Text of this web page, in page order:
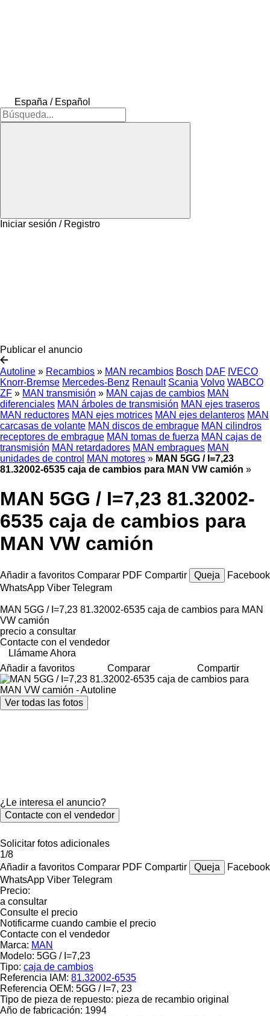
España / Español
Iniciar sesión / Registro
Publicar el anuncio
Autoline » Recambios » MAN recambios Bosch DAF IVECO
Knorr-Bremse Mercedes-Benz Renault Scania Volvo WABCO
ZF » MAN transmisión » MAN cajas de cambios MAN
diferenciales MAN árboles de transmisión MAN ejes traseros
MAN reductores MAN ejes motrices MAN ejes delanteros MAN
carcasas de volante MAN discos de embrague MAN cilindros
receptores de embrague MAN tomas de fuerza MAN cajas de
transmisión MAN retardadores MAN embragues MAN
unidades de control MAN motores » MAN 5GG / I=7,23
81.32002-6535 caja de cambios para MAN VW camión »
MAN 5GG / I=7,23 81.32002-
6535 caja de cambios para
MAN VW camión
Añadir a favoritos Comparar PDF Compartir Queja
Facebook
WhatsApp Viber Telegram
MAN 5GG / I=7,23 81.32002-6535 caja de cambios para MAN
VW camión
precio a consultar
Contacte con el vendedor
Llámame Ahora
Añadir a favoritos
Comparar Compartir
Ver todas las fotos
¿Le interesa el anuncio?
Contacte con el vendedor
Solicitar fotos adicionales
1/8
Añadir a favoritos Comparar PDF Compartir Queja
Facebook
WhatsApp Viber Telegram
Precio:
a consultar
Consulte el precio
Notificarme cuando cambie el precio
Contacte con el vendedor
Marca: MAN
Modelo: 5GG / I=7,23
Tipo: caja de cambios
Referencia IAM: 81.32002-6535
Referencia OEM: 5GG / I=7, 23
Tipo de pieza de repuesto: pieza de recambio original
Año de fabricación: 1994